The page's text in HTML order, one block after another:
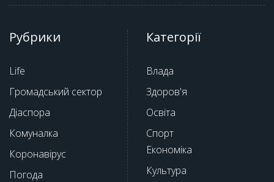
Рубрики
Life
Громадський сектор
Діаспора
Комуналка
Коронавірус
Погода
Категорії
Влада
Здоров'я
Освіта
Спорт
Економіка
Культура